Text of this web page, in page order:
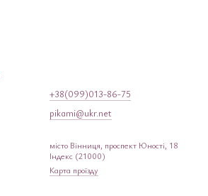
+38(099)013-86-75
pikami@ukr.net
місто Вінниця, проспект Юності, 18
Індекс (21000)
Карта проїзду